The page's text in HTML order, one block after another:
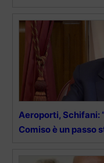
Aeroporti, Schifani:
Comiso è un passo